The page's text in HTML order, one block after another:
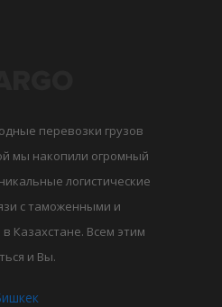
перевозки грузов
мы накопили огромный
логистические
с таможенными и
Казахстане. Всем этим
и Вы.